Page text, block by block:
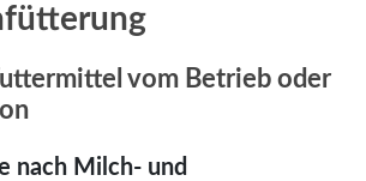
vom Betrieb oder
nach Milch- und